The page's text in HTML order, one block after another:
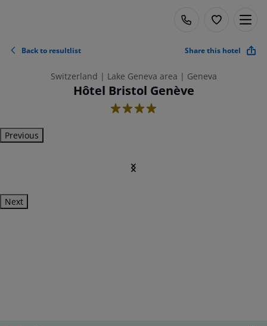
Back to resultlist Share this hotel
Switzerland | Lake Geneva area | Geneva
Hôtel Bristol Genève
4
Previous
Next